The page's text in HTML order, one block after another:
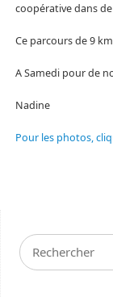
coopérative dans
Ce parcours de 9
A Samedi pour de
Nadine
Pour les photos,